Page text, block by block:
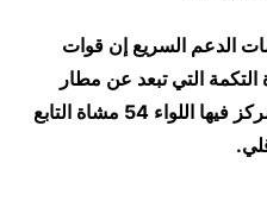
الدعم السريع إن قوات
التي تبعد عن مطار
مدينة الدلنج بعدة كيلومترات ويتمركز فيها اللواء 54 مشاة التابع